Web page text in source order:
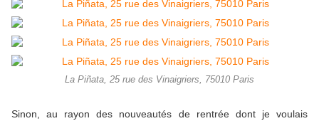
La Piñata, 25 rue des Vinaigriers, 75010 Paris
Sinon, au rayon des nouveautés de rentrée dont je voulais